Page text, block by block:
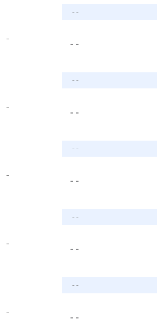
- -
-
- -
- -
-
- -
- -
-
- -
- -
-
- -
- -
-
- -